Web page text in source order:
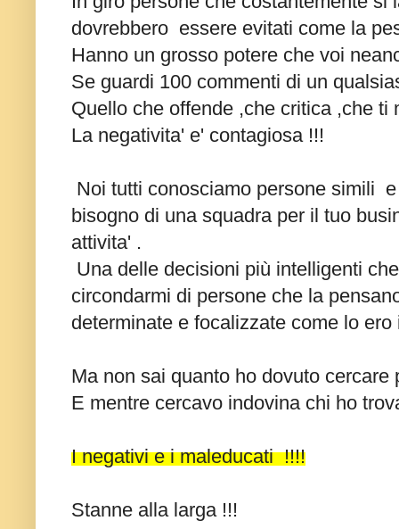
dovrebbero essere evitati come la
Hanno un grosso potere che voi
Se guardi 100 commenti di un
Quello che offende ,che critica ,che ti
La negativita' e' contagiosa !!!
Noi tutti conosciamo persone simili
bisogno di una squadra per il tuo
attivita' .
Una delle decisioni più intelligenti
circondarmi di persone che la
determinate e focalizzate come lo ero
Ma non sai quanto ho dovuto
E mentre cercavo indovina chi ho
I negativi e i maleducati !!!!
Stanne alla larga !!!